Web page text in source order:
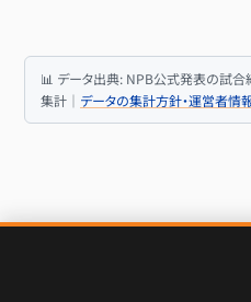
📊 データ出典: NPB公式発表の試合
集計｜ データの集計方針・運営者情